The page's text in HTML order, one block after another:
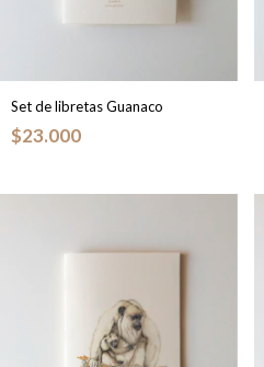
Set de libretas Guanaco
$23.000